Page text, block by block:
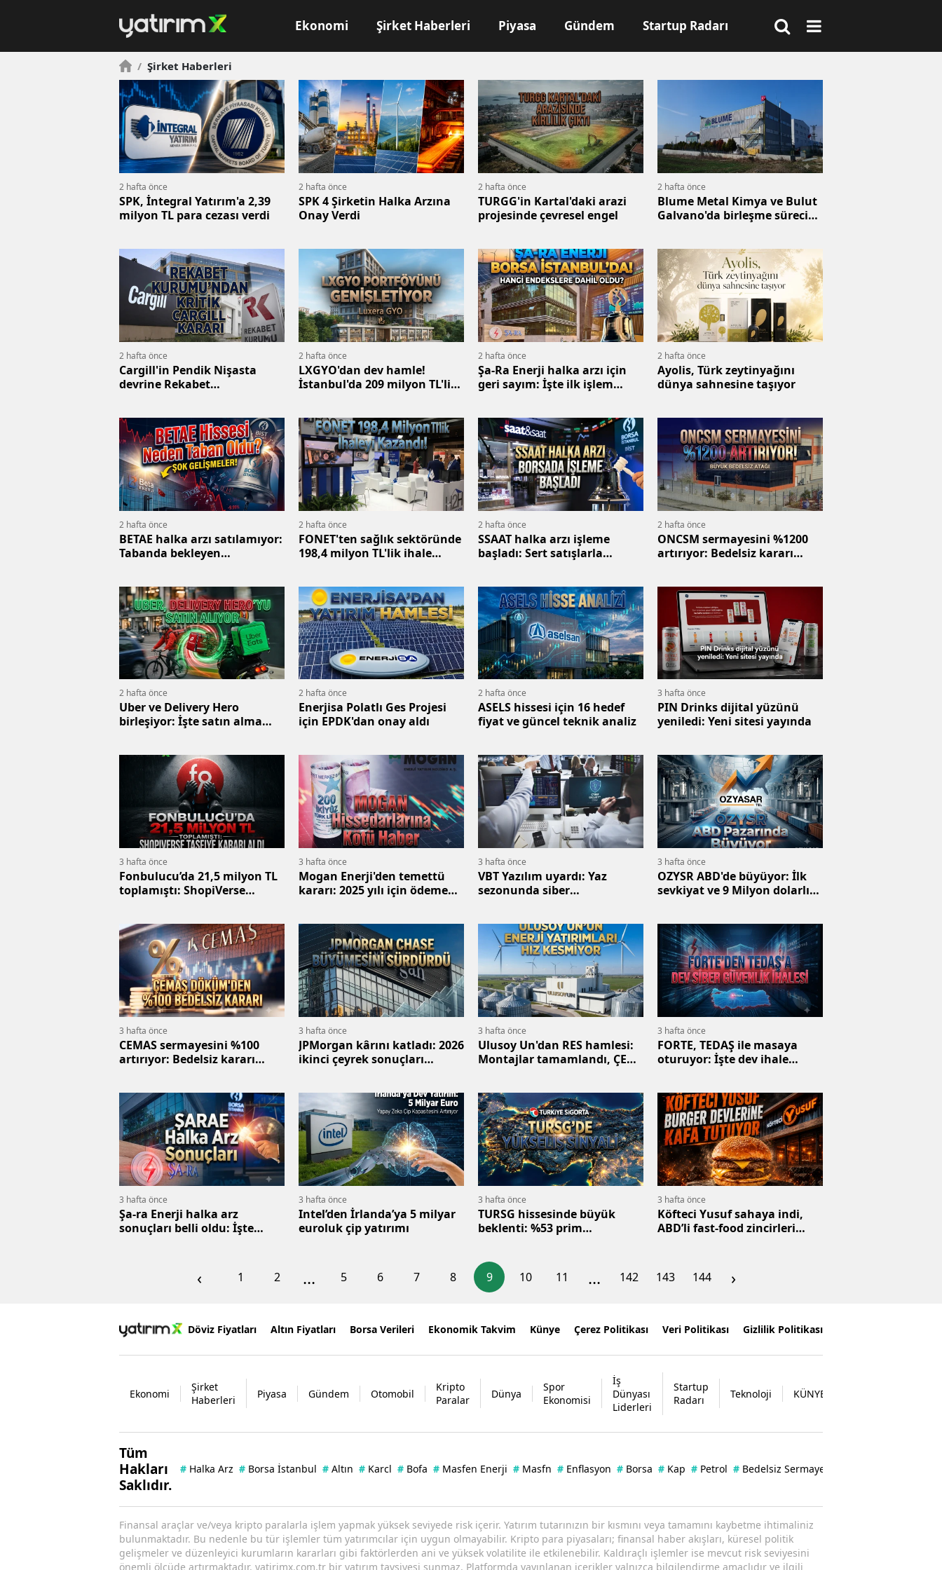
Ekonomi Şirket Haberleri Piyasa Gündem Startup Radarı
/ Şirket Haberleri
2 hafta önce
SPK, İntegral Yatırım'a 2,39
milyon TL para cezası verdi
2 hafta önce
SPK 4 Şirketin Halka Arzına
Onay Verdi
2 hafta önce
TURGG'in Kartal'daki arazi
projesinde çevresel engel
2 hafta önce
Blume Metal Kimya ve Bulut
Galvano'da birleşme süreci
2 hafta önce
Cargill'in Pendik Nişasta
devrine Rekabet
2 hafta önce
LXGYO'dan dev hamle!
İstanbul'da 209 milyon TL'lik
2 hafta önce
Şa-Ra Enerji halka arzı için
geri sayım: İşte ilk işlem
2 hafta önce
Ayolis, Türk zeytinyağını
dünya sahnesine taşıyor
2 hafta önce
BETAE halka arzı satılamıyor:
Tabanda bekleyen
2 hafta önce
FONET'ten sağlık sektöründe
198,4 milyon TL'lik ihale
2 hafta önce
SSAAT halka arzı işleme
başladı: Sert satışlarla
2 hafta önce
ONCSM sermayesini %1200
artırıyor: Bedelsiz kararı
2 hafta önce
Uber ve Delivery Hero
birleşiyor: İşte satın alma
2 hafta önce
Enerjisa Polatlı Ges Projesi
için EPDK'dan onay aldı
2 hafta önce
ASELS hissesi için 16 hedef
fiyat ve güncel teknik analiz
3 hafta önce
PIN Drinks dijital yüzünü
yeniledi: Yeni sitesi yayında
3 hafta önce
Fonbulucu’da 21,5 milyon TL
toplamıştı: ShopiVerse
3 hafta önce
Mogan Enerji'den temettü
kararı: 2025 yılı için ödeme
3 hafta önce
VBT Yazılım uyardı: Yaz
sezonunda siber
3 hafta önce
OZYSR ABD'de büyüyor: İlk
sevkiyat ve 9 Milyon dolarlık
3 hafta önce
CEMAS sermayesini %100
artırıyor: Bedelsiz kararı
3 hafta önce
JPMorgan kârını katladı: 2026
ikinci çeyrek sonuçları
3 hafta önce
Ulusoy Un'dan RES hamlesi:
Montajlar tamamlandı, ÇED
3 hafta önce
FORTE, TEDAŞ ile masaya
oturuyor: İşte dev ihale
3 hafta önce
Şa-ra Enerji halka arz
sonuçları belli oldu: İşte
3 hafta önce
Intel’den İrlanda’ya 5 milyar
euroluk çip yatırımı
3 hafta önce
TURSG hissesinde büyük
beklenti: %53 prim
3 hafta önce
Köfteci Yusuf sahaya indi,
ABD’li fast-food zincirleri
‹ 1 2 ... 5 6 7 8 9 10 11 ... 142 143 144 ›
Döviz Fiyatları Altın Fiyatları Borsa Verileri Ekonomik Takvim Künye Çerez Politikası Veri Politikası Gizlilik Politikası
Ekonomi
Şirket
Haberleri
Piyasa Gündem Otomobil
Kripto
Paralar
Dünya
Spor
Ekonomisi
İş
Dünyası
Liderleri
Startup
Radarı
Teknoloji KÜNYE
Tüm
Hakları
Saklıdır.
# Halka Arz # Borsa İstanbul # Altın # Karcl # Bofa # Masfen Enerji # Masfn # Enflasyon # Borsa # Kap # Petrol # Bedelsiz Sermaye Artırımı
Finansal araçlar ve/veya kripto paralarla işlem yapmak yüksek seviyede risk içerir. Yatırım tutarınızın bir kısmını veya tamamını kaybetme ihtimaliniz
bulunmaktadır. Bu nedenle bu tür işlemler tüm yatırımcılar için uygun olmayabilir. Kripto para piyasaları; finansal haber akışları, küresel politik
gelişmeler ve düzenleyici kurumların kararları gibi faktörlerden ani ve yüksek volatilite ile etkilenebilir. Kaldıraçlı işlemler ise mevcut risk seviyesini
önemli ölçüde artırmaktadır. yatirimx.com.tr bir yatırım tavsiyesi sunmaz. Platformda yayınlanan içerikler yalnızca bilgilendirme amaçlıdır ve ilgili